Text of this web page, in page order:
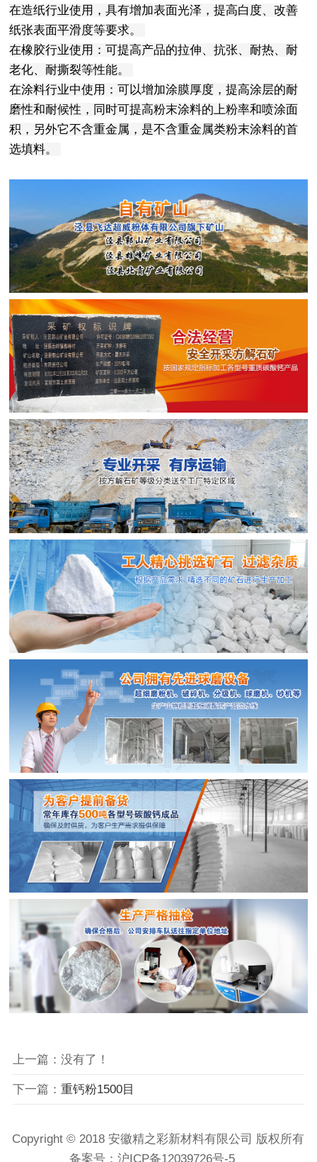
在造纸行业使用，具有增加表面光泽，提高白度、改善
纸张表面平滑度等要求。
在橡胶行业使用：可提高产品的拉伸、抗张、耐热、耐
老化、耐撕裂等性能。
在涂料行业中使用：可以增加涂膜厚度，提高涂层的耐
磨性和耐候性，同时可提高粉末涂料的上粉率和喷涂面
积，另外它不含重金属，是不含重金属类粉末涂料的首
选填料。
上一篇：没有了！
下一篇： 重钙粉1500目
Copyright © 2018 安徽精之彩新材料有限公司 版权所有
备案号：沪ICP备12039726号-5